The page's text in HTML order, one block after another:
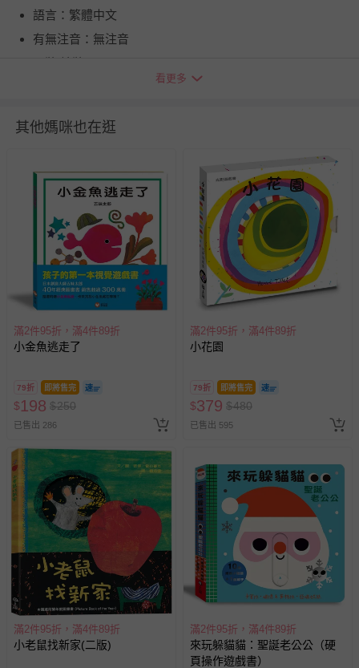
語言：繁體中文
有無注音：無注音
供電資訊：無
退換貨須知
您所購買的商品享有7天的鑑賞期／猶豫期權益，但此期間
並非試用期，您所退回的商品必須是未經使用的全新狀態，
包含完整包裝、配件、說明文件及贈品等。
如需退換貨，請於收到商品7天（含例假日內提出），如為
瑕疵退換貨所產生的運費，將由媽咪愛負責處理，若非瑕疵
並點選『我要退貨』即可進行申請。若有相關退貨問題，請
至媽咪愛
LINE@客服ID: @mamilove
針對滿件折/滿額贈…等活動，如因部份退貨，而該訂單保
留商品未達活動門檻，將以原價計算，活動贈品亦需一併退
回。
部分商品依據消費者保護法的規定，不適用七天鑑賞期/猶
豫期範圍：
易於腐敗、保存期限較短或解約時即將逾期（例如生鮮
商品、食品等）。
客製化商品（例如客製生日書、姓名貼等）。
報紙、期刊或雜誌（惟書籍如經拆封、使用，則酌收整
新費用）。
經消費者拆封之影音商品或電腦軟體（例如 DVD、CD
等）。
看更多
其他媽咪也在逛
滿2件95折，滿4件89折
小金魚逃走了
79折 即將售完
$198 $250
已售出 286
滿2件95折，滿4件89折
小花園
79折 即將售完
$379 $480
已售出 595
滿2件95折，滿4件89折
小老鼠找新家(二版)
滿2件95折，滿4件89折
來玩躲貓貓：聖誕老公公（硬
頁操作遊戲書）